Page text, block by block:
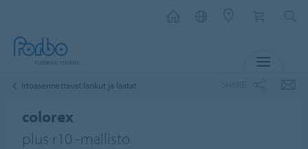
Irtoasennettavat lankut ja laatat
colorex
plus r10 -mallisto